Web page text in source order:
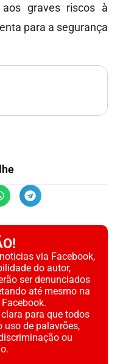
aos graves riscos à
para a segurança
via Facebook,
do autor,
ser denunciados
até mesmo na
para que todos
uso de palavrões,
ou